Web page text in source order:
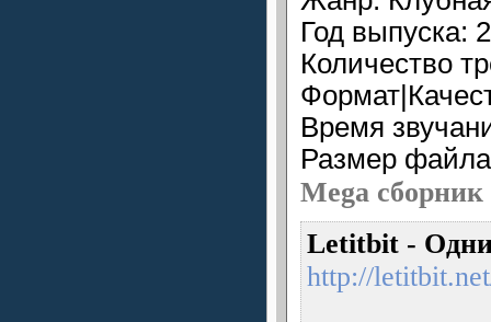
Год выпуска:
Количество
Время
Mega
Letitbit -
http://